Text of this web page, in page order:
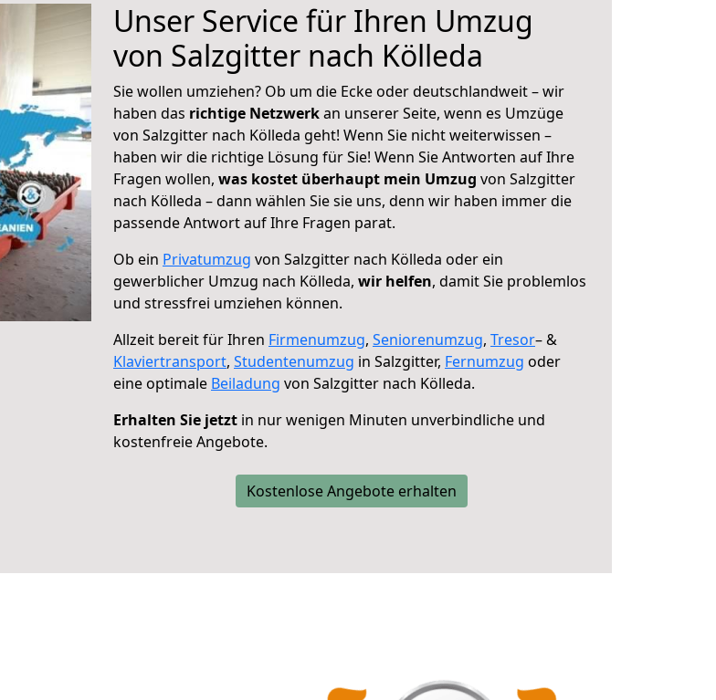
Unser Service für Ihren Umzug
von Salzgitter nach Kölleda
Sie wollen umziehen? Ob um die Ecke oder deutschlandweit – wir
haben das richtige Netzwerkan unserer Seite, wenn es Umzüge
von Salzgitter nach Kölleda geht! Wenn Sie nicht weiterwissen –
haben wir die richtige Lösung für Sie! Wenn Sie Antworten auf Ihre
Fragen wollen, was kostet überhaupt mein Umzug von Salzgitter
nach Kölleda – dann wählen Sie sie uns, denn wir haben immer die
passende Antwort auf Ihre Fragen parat.
Ob ein Privatumzug von Salzgitter nach Kölleda oder ein
gewerblicher Umzug nach Kölleda, wir helfen, damit Sie problemlos
und stressfrei umziehen können.
Allzeit bereit für Ihren Firmenumzug, Seniorenumzug, Tresor– &
Klaviertransport, Studentenumzug in Salzgitter, Fernumzug oder
eine optimale Beiladung von Salzgitter nach Kölleda.
Erhalten Sie jetzt in nur wenigen Minuten unverbindliche und
kostenfreie Angebote.
Kostenlose Angebote erhalten